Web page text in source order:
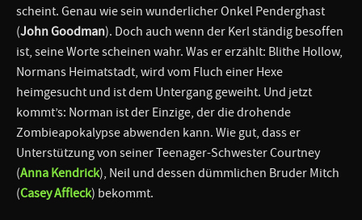
scheint. Genau wie sein wunderlicher Onkel Penderghast
(John Goodman). Doch auch wenn der Kerl ständig besoffen
ist, seine Worte scheinen wahr. Was er erzählt: Blithe Hollow,
Normans Heimatstadt, wird vom Fluch einer Hexe
heimgesucht und ist dem Untergang geweiht. Und jetzt
kommt’s: Norman ist der Einzige, der die drohende
Zombieapokalypse abwenden kann. Wie gut, dass er
Unterstützung von seiner Teenager-Schwester Courtney
(Anna Kendrick), Neil und dessen dümmlichen Bruder Mitch
(Casey Affleck) bekommt.